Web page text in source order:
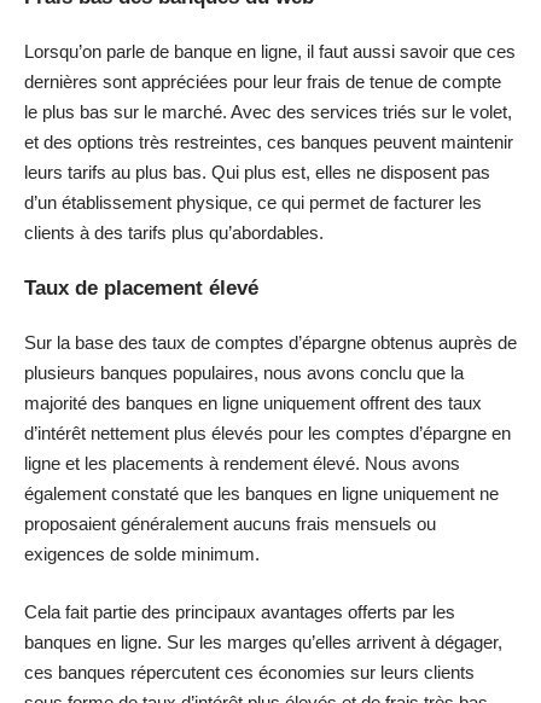
Lorsqu’on parle de banque en ligne, il faut aussi savoir que ces
dernières sont appréciées pour leur frais de tenue de compte
le plus bas sur le marché. Avec des services triés sur le volet,
et des options très restreintes, ces banques peuvent maintenir
leurs tarifs au plus bas. Qui plus est, elles ne disposent pas
d’un établissement physique, ce qui permet de facturer les
clients à des tarifs plus qu’abordables.
Taux de placement élevé
Sur la base des taux de comptes d’épargne obtenus auprès de
plusieurs banques populaires, nous avons conclu que la
majorité des banques en ligne uniquement offrent des taux
d’intérêt nettement plus élevés pour les comptes d’épargne en
ligne et les placements à rendement élevé. Nous avons
également constaté que les banques en ligne uniquement ne
proposaient généralement aucuns frais mensuels ou
exigences de solde minimum.
Cela fait partie des principaux avantages offerts par les
banques en ligne. Sur les marges qu’elles arrivent à dégager,
ces banques répercutent ces économies sur leurs clients